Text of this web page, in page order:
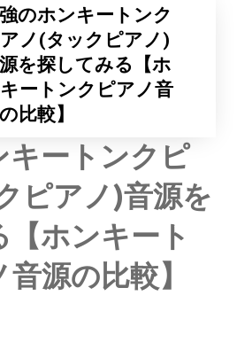
のホンキートンク
ノ(タックピアノ)
を探してみる【ホ
ートンクピアノ音
比較】
キートンクピ
ピアノ)音源を
ホンキート
源の比較】